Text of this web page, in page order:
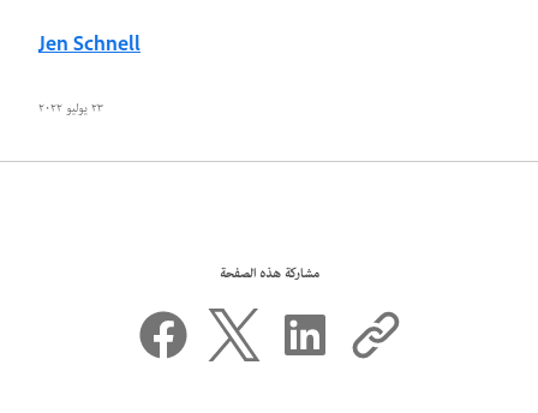
Jen Schnell
٢٣ يوليو ٢٠٢٢
مشاركة هذه الصفحة